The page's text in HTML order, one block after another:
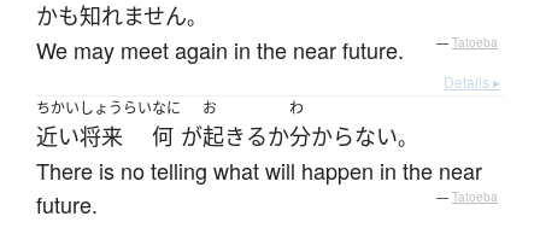
かも知れません。
We may meet again in the near future. — Tatoeba
Details ▸
ちかいしょうらい
近い将来
なに
何 が
お
起きるか
わ
分からない。
There is no telling what will happen in the near
future.
— Tatoeba